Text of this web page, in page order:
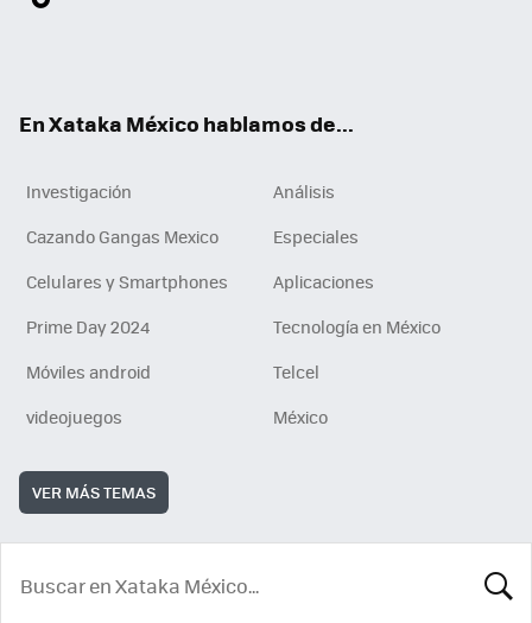
En Xataka México hablamos de...
Investigación
Análisis
Cazando Gangas Mexico
Especiales
Celulares y Smartphones
Aplicaciones
Prime Day 2024
Tecnología en México
Móviles android
Telcel
videojuegos
México
VER MÁS TEMAS